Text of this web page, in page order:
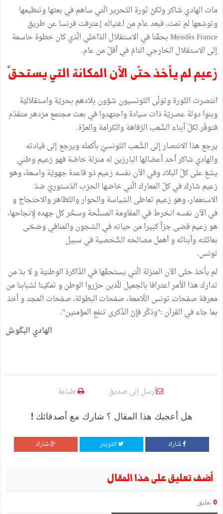
مات الهادي شاكر ولكنّ ثورة التّحرير الّتي ساهم في بعثها وتنظيمها
وتوسّعها لم تمت، فبعد عام من اغتياله إعترفت فرنسا عن طريق
Mendès France بحقّنا في الاستقلال الدّاخلي الّذي كان خطوة حاسمة
إلى الاستقلال الخارجي التامّ في أقلّ من عام.
زعيم لم يأخذ حتّى الآن المكانة التي يستحقّ
انتصرت الثّورة وتولّى التّونسيون شؤون بلادهم بحريّة واستقلاليّة
وبنوا دولة عصريّة ذات سيادة واجتهدوا في بعث مجتمع مزدهر متقدّم
فتوفّر لكلّ أبناء الشّعب الرّفاهة والكرامة والعزّة.
يرجع هذا الانتصار إلى الشّعب التّونسيّ بأكمله ويرجع إلى قيادته
والهادي شاكر أحد أعضائها البارزين له منزلة خاصّة فهو زعيم وطني
يشعّ على كلّ البلاد وفي الآن نفسه زعيم ذو قاعدة جهويّة واسعة، وهو
زعيم شارك في كلّ المعارك الّتي خاضها الحزب الدّستوريّ ضدّ
الاستعمار، وهو زعيم تعاطى السّياسة والحوار والتّظاهر والاحتجاج و
في الآن نفسه انخرط في المقاومة المسلّحة وسخّر كل جهده لإنجاحها،
هو زعيم قضى جزأ كبيرا من حياته في السّجون والمنافي وضحّى
بعائلته وأبنائه و أهمل مصالحه الشّخصية في سبيل
تونس.
لم يأخذ حتّى الآن المنزلة الّتي يستحقّها في الذّاكرة الوطنيّة و لا بدّ من
تدارك هذا الأمر اعترافا بالجميل للّذين حرّروا الوطن و تمكينا لشبابنا من
معرفة صفحات تونس اللّامعة، صفحات البطولة، صفحات المجد و ﺃخذ
بما جاء في القرﺁن :"وذكّر فإنّ الذّكرى تنفع المؤمنين".
الهادي البكّوش
أرسل إلى صديق طباعة
هل أعجبك هذا المقال ؟ شارك مع أصدقائك !
شارك التويتر شارك
أضف تعليق على هذا المقال
0 تعليق